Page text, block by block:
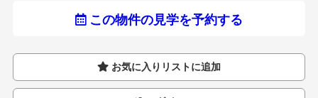
この物件の見学を予約する
お気に入りリストに追加